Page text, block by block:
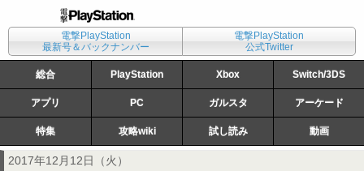
電撃PlayStation
最新号＆バックナンバー
電撃PlayStation
公式Twitter
総合 PlayStation Xbox Switch/3DS
アプリ PC ガルスタ アーケード
特集 攻略wiki 試し読み 動画
2017年12月12日（火）